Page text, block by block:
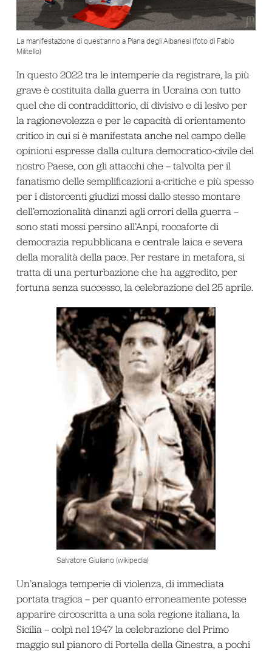
La manifestazione di quest’anno a Piana degli Albanesi (foto di Fabio
Militello)
In questo 2022 tra le intemperie da registrare, la più
grave è costituita dalla guerra in Ucraina con tutto
quel che di contraddittorio, di divisivo e di lesivo per
la ragionevolezza e per le capacità di orientamento
critico in cui si è manifestata anche nel campo delle
opinioni espresse dalla cultura democratico-civile del
nostro Paese, con gli attacchi che – talvolta per il
fanatismo delle semplificazioni a-critiche e più spesso
per i distorcenti giudizi mossi dallo stesso montare
dell’emozionalità dinanzi agli orrori della guerra –
sono stati mossi persino all’Anpi, roccaforte di
democrazia repubblicana e centrale laica e severa
della moralità della pace. Per restare in metafora, si
tratta di una perturbazione che ha aggredito, per
fortuna senza successo, la celebrazione del 25 aprile.
Salvatore Giuliano (wikipedia)
Un’analoga temperie di violenza, di immediata
portata tragica – per quanto erroneamente potesse
apparire circoscritta a una sola regione italiana, la
Sicilia – colpì nel 1947 la celebrazione del Primo
maggio sul pianoro di Portella della Ginestra, a pochi